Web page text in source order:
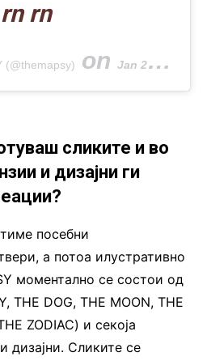
rn rn
(@themapsy) on Jan 29, 2020 at 2:16am PST
сликите и во
и дизајни ги
посебни
а потоа илустративно
моментално се состои од
THE DOG, THE MOON, THE
ZODIAC) и секоја
дизајни. Сликите се